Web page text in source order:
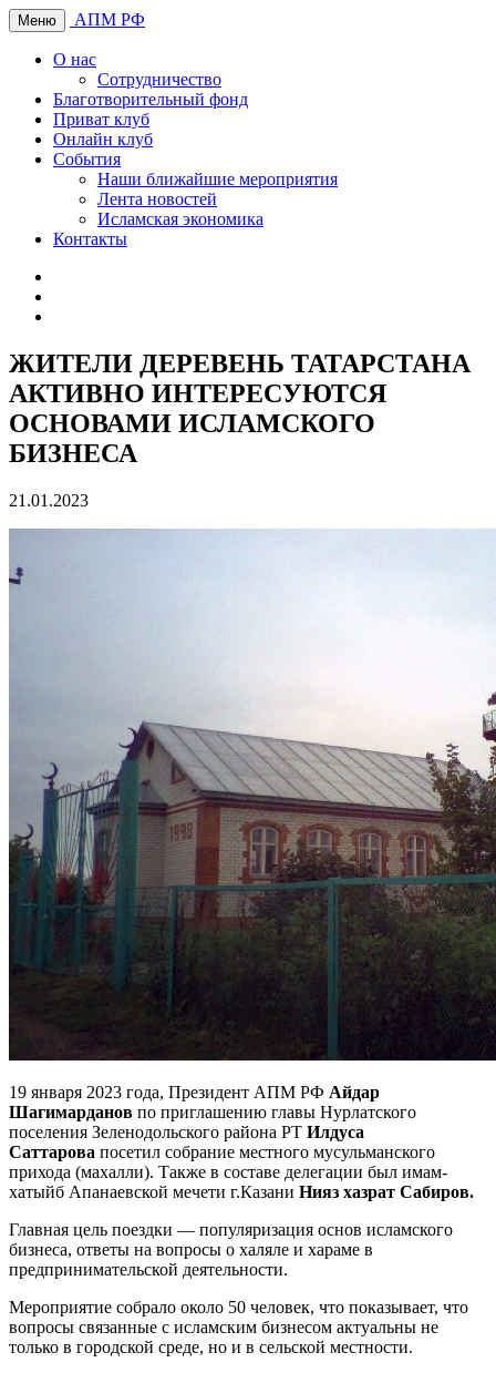
Меню АПМ РФ
О нас
Сотрудничество
Благотворительный фонд
Приват клуб
Онлайн клуб
События
Наши ближайшие мероприятия
Лента новостей
Исламская экономика
Контакты
ЖИТЕЛИ ДЕРЕВЕНЬ ТАТАРСТАНА
АКТИВНО ИНТЕРЕСУЮТСЯ
ОСНОВАМИ ИСЛАМСКОГО
БИЗНЕСА
21.01.2023
19 января 2023 года, Президент АПМ РФ Айдар
Шагимарданов по приглашению главы Нурлатского
поселения Зеленодольского района РТ Илдуса
Саттарова посетил собрание местного мусульманского
прихода (махалли). Также в составе делегации был имам-
хатыйб Апанаевской мечети г.Казани Нияз хазрат Сабиров.
Главная цель поездки — популяризация основ исламского
бизнеса, ответы на вопросы о халяле и хараме в
предпринимательской деятельности.
Мероприятие собрало около 50 человек, что показывает, что
вопросы связанные с исламским бизнесом актуальны не
только в городской среде, но и в сельской местности.